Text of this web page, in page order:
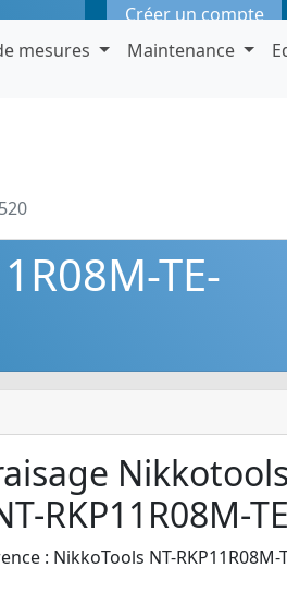
Créer un compte
mesures Maintenance
TE-
Nikkotools
RKP11R08M-TE
: NikkoTools NT-RKP11R08M-